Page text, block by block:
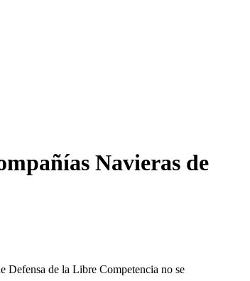
Navieras de
Defensa de la Libre Competencia no se